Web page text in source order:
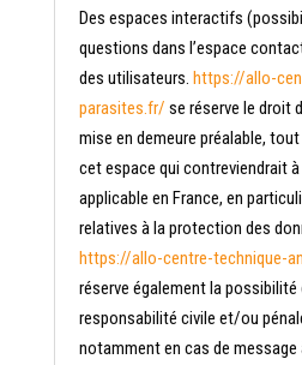
Des espaces interactifs
questions dans l’espace
des utilisateurs. https://allo-
parasites.fr/ se réserve le droit
mise en demeure préalable,
cet espace qui contreviendrait
applicable en France, en
relatives à la protection des
https://allo-centre-technique-
réserve également la
responsabilité civile et/ou
notamment en cas de